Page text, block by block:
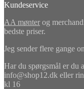
Kundeservice
AA mønter og
bedste priser.
Jeg sender flere gange
Har du spørgsmål er du
info@shop12.dk eller
kl 16